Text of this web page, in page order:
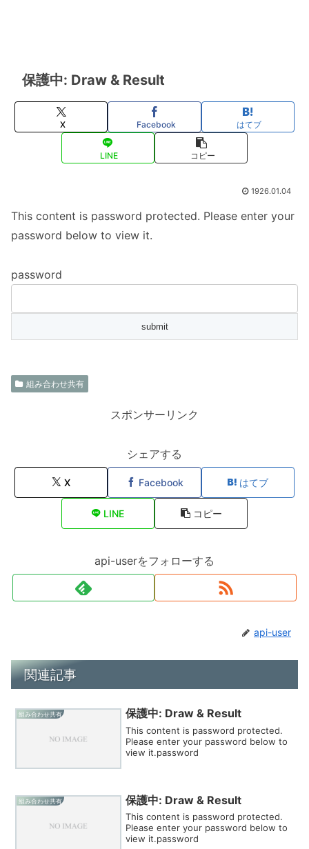
保護中: Draw & Result
X Facebook はてブ
LINE コピー
1926.01.04
This content is password protected. Please enter your
password below to view it.
password
組み合わせ共有
スポンサーリンク
シェアする
X Facebook はてブ
LINE コピー
api-userをフォローする
api-user
関連記事
組み合わせ共有 保護中: Draw & Result
This content is password protected.
Please enter your password below to
view it.password
組み合わせ共有 保護中: Draw & Result
This content is password protected.
Please enter your password below to
view it.password